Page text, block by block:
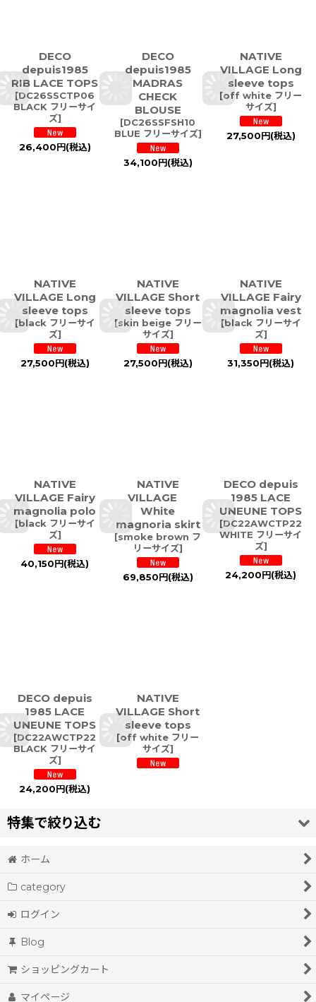
DECO
depuis1985
RIB LACE TOPS
[DC26SSCTP06
BLACK フリーサイ
ズ]
26,400円(税込)
DECO
depuis1985
MADRAS
CHECK
BLOUSE
[DC26SSFSH10
BLUE フリーサイズ]
34,100円(税込)
NATIVE
VILLAGE Long
sleeve tops
[off white フリー
サイズ]
27,500円(税込)
NATIVE
VILLAGE Long
sleeve tops
[black フリーサイ
ズ]
27,500円(税込)
NATIVE
VILLAGE Short
sleeve tops
[skin beige フリー
サイズ]
27,500円(税込)
NATIVE
VILLAGE Fairy
magnolia vest
[black フリーサイ
ズ]
31,350円(税込)
NATIVE
VILLAGE Fairy
magnolia polo
[black フリーサイ
ズ]
40,150円(税込)
NATIVE
VILLAGE
White
magnoria skirt
[smoke brown フ
リーサイズ]
69,850円(税込)
DECO depuis
1985 LACE
UNEUNE TOPS
[DC22AWCTP22
WHITE フリーサイ
ズ]
24,200円(税込)
DECO depuis
1985 LACE
UNEUNE TOPS
[DC22AWCTP22
BLACK フリーサイ
ズ]
24,200円(税込)
NATIVE
VILLAGE Short
sleeve tops
[off white フリー
サイズ]
特集で絞り込む
coat(spring&summer)
coat(autumn&winter)
jacket
ホーム
category
ログイン
Blog
ショッピングカート
マイページ